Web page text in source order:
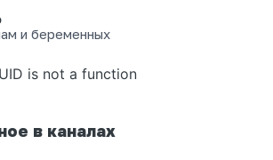
и беременных
странице
is not a function
в каналах